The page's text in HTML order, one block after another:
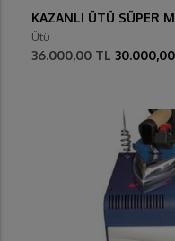
KAZANLI ÜTÜ SÜPER
Ütü
36.000,00 TL